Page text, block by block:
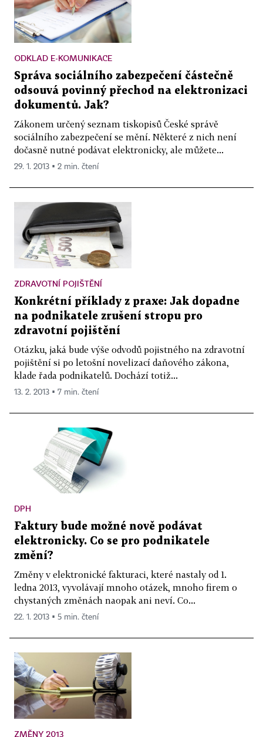
ODKLAD E-KOMUNIKACE
Správa sociálního zabezpečení částečně
odsouvá povinný přechod na elektronizaci
dokumentů. Jak?
Zákonem určený seznam tiskopisů České správě
sociálního zabezpečení se mění. Některé z nich není
dočasně nutné podávat elektronicky, ale můžete...
29. 1. 2013 ▪ 2 min. čtení
ZDRAVOTNÍ POJIŠTĚNÍ
Konkrétní příklady z praxe: Jak dopadne
na podnikatele zrušení stropu pro
zdravotní pojištění
Otázku, jaká bude výše odvodů pojistného na zdravotní
pojištění si po letošní novelizací daňového zákona,
klade řada podnikatelů. Dochází totiž...
13. 2. 2013 ▪ 7 min. čtení
DPH
Faktury bude možné nově podávat
elektronicky. Co se pro podnikatele
změní?
Změny v elektronické fakturaci, které nastaly od 1.
ledna 2013, vyvolávají mnoho otázek, mnoho firem o
chystaných změnách naopak ani neví. Co...
22. 1. 2013 ▪ 5 min. čtení
ZMĚNY 2013